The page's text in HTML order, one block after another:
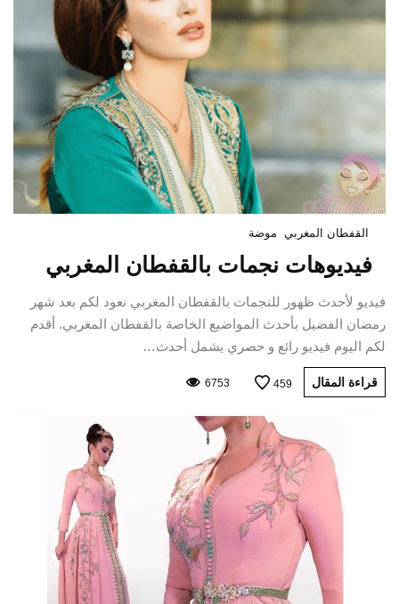
القفطان المغربي موضة
فيديوهات نجمات بالقفطان المغربي
فيديو لأحدث ظهور للنجمات بالقفطان المغربي نعود لكم بعد شهر
رمضان الفضيل بأحدث المواضيع الخاصة بالقفطان المغربي. أقدم
لكم اليوم فيديو رائع و حصري يشمل أحدث…
قراءة المقال 459
6753